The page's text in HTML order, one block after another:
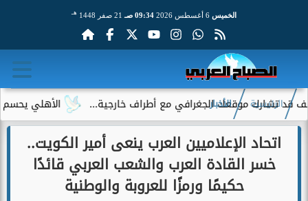
الخميس 09:34 صـ 21 صفر 1448 هـ
الأهلي يحسم الجدل موقعك الجغرافي مع أطراف خارجية...
الرئيسية الأخبار
اتحاد الإعلاميين العرب ينعى أمير الكويت..
خسر القادة العرب والشعب العربي قائدًا
حكيمًا ورمزًا للعروبة والوطنية